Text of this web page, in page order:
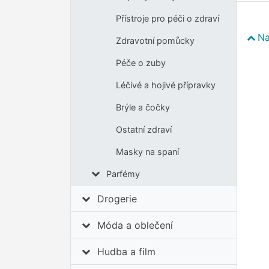
Přístroje pro péči o zdraví
Zdravotní pomůcky
Péče o zuby
Léčivé a hojivé přípravky
Brýle a čočky
Ostatní zdraví
Masky na spaní
Parfémy
Drogerie
Móda a oblečení
Hudba a film